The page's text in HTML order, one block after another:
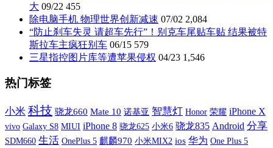
大 09/22 455
除电脑手机 物理世界创新减速 07/02 2,084
“防止刹车失灵 请超车先行”！别克车尾贴车贴 结果被特
斯拉车主疯狂别车 06/15 579
三星指控图片库等遭苹果侵权 04/23 1,546
热门标签
小米 科技 骁龙660 Mate 10 诺基亚 智慧灯 Honor 荣耀 iPhone X
vivo Galaxy S8 MIUI iPhone 8 骁龙625 小米6 骁龙835 Android 分享
SDM660 生活 OnePlus 5 麒麟970 小米MIX2 ios 华为 One Plus 5